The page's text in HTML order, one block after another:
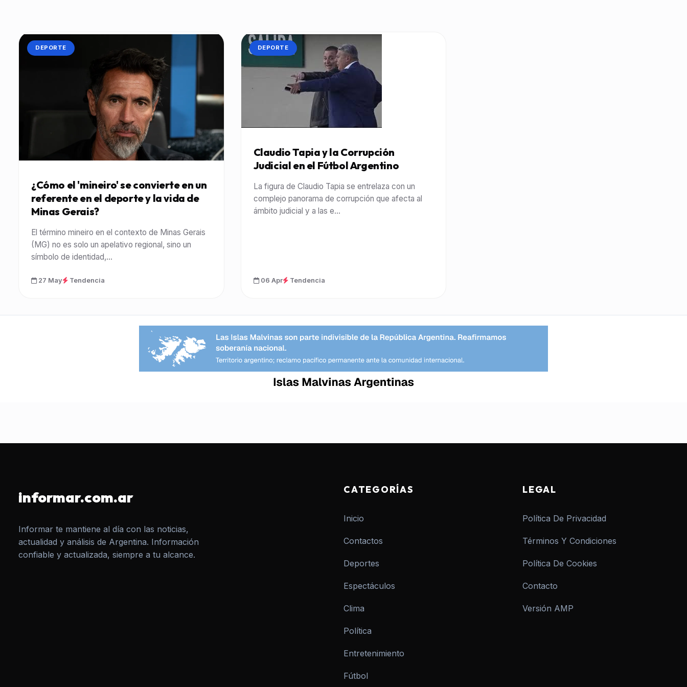
CATEGORÍA:
DEPORTE
¿Cómo el 'mineiro' se convierte en un
referente en el deporte y la vida de
Minas Gerais?
El término mineiro en el contexto de Minas Gerais
(MG) no es solo un apelativo regional, sino un
símbolo de identidad,...
27 May Tendencia
CATEGORÍA:
DEPORTE
Claudio Tapia y la Corrupción
Judicial en el Fútbol Argentino
La figura de Claudio Tapia se entrelaza con un
complejo panorama de corrupción que afecta al
ámbito judicial y a las e...
06 Apr Tendencia
informar.com.ar
Informar te mantiene al día con las noticias,
actualidad y análisis de Argentina. Información
confiable y actualizada, siempre a tu alcance.
CATEGORÍAS
Inicio
Contactos
Deportes
Espectáculos
Clima
Política
Entretenimiento
Fútbol
LEGAL
Política De Privacidad
Términos Y Condiciones
Política De Cookies
Contacto
Versión AMP